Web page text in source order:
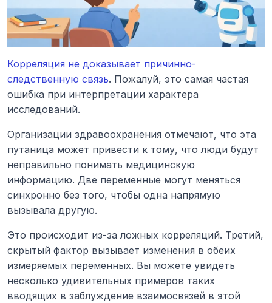
Корреляция не доказывает причинно-
следственную связь. Пожалуй, это самая частая
ошибка при интерпретации характера
исследований.
Организации здравоохранения отмечают, что эта
путаница может привести к тому, что люди будут
неправильно понимать медицинскую
информацию. Две переменные могут меняться
синхронно без того, чтобы одна напрямую
вызывала другую.
Это происходит из-за ложных корреляций. Третий,
скрытый фактор вызывает изменения в обеих
измеряемых переменных. Вы можете увидеть
несколько удивительных примеров таких
вводящих в заблуждение взаимосвязей в этой